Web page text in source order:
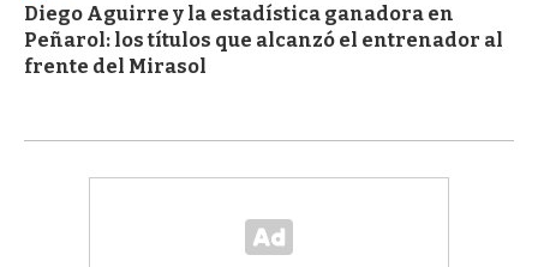
Diego Aguirre y la estadística ganadora en
Peñarol: los títulos que alcanzó el entrenador al
frente del Mirasol